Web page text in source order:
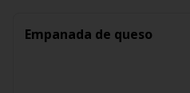
Empanada de queso